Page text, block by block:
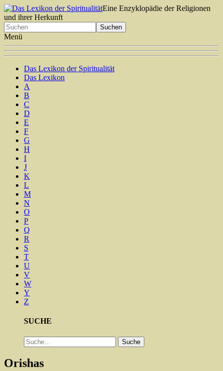
Eine Enzyklopädie der Religionen
und ihrer Herkunft
Menü
Das Lexikon der Spiritualität
Das Lexikon
A
B
C
D
E
F
G
H
I
J
K
L
M
N
O
P
Q
R
S
T
U
V
W
Y
Z
SUCHE
Suche Suche
Orishas